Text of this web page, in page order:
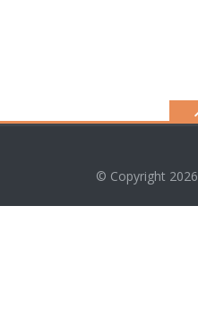
© Copyright 2026